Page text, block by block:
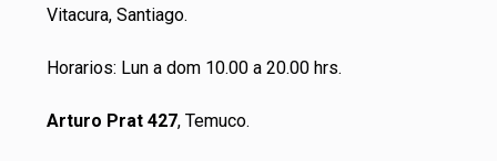
Vitacura, Santiago.
Horarios: Lun a dom 10.00 a 20.00 hrs.
Arturo Prat 427, Temuco.